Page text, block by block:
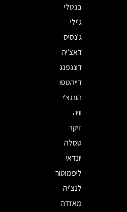
בנטלי
ג'ילי
ג'נסיס
דאצ'יה
דונגפנג
דייהטסו
הונגצ'י
וויה
זיקר
טסלה
יונדאי
ליפמוטור
לנצ'יה
מאזדה